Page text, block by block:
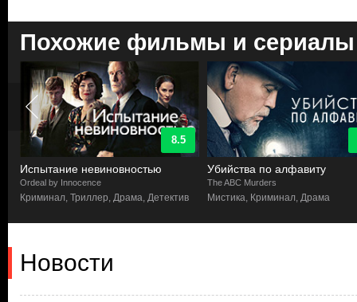
Похожие фильмы и сериалы
8.5
Испытание невиновностью
Ordeal by Innocence
Криминал, Триллер, Драма, Детектив
Убийства по алфавиту
The ABC Murders
Мистика, Криминал, Драма
Новости